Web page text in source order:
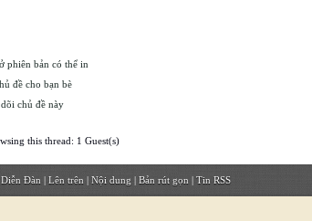
phiên bản có thể in
đề cho bạn bè
chủ đề này
this thread: 1 Guest(s)
Diễn Đàn | Lên trên | Nội dung | Bản rút gọn | Tin RSS